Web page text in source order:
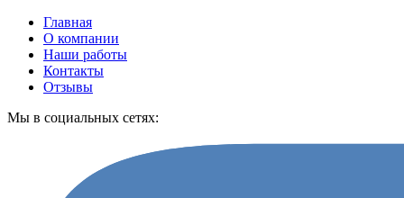
Главная
О компании
Наши работы
Контакты
Отзывы
Мы в социальных сетях: